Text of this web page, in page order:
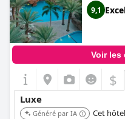
9,1
Voir
$
Luxe
Généré par IA
Cet